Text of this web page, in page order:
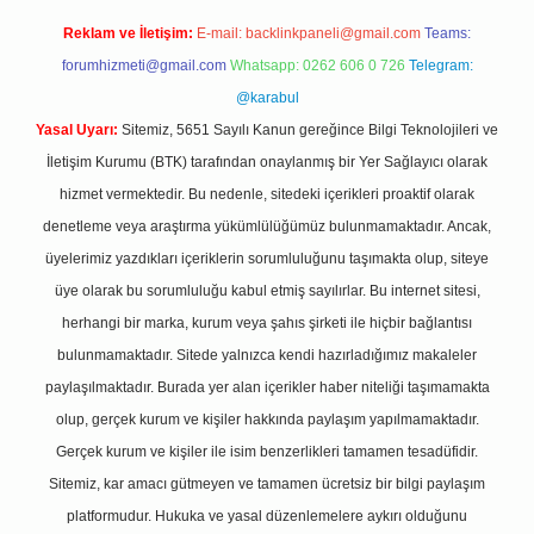
Reklam ve İletişim: E-mail: backlinkpaneli@gmail.com Teams:
forumhizmeti@gmail.com Whatsapp: 0262 606 0 726 Telegram:
@karabul
Yasal Uyarı: Sitemiz, 5651 Sayılı Kanun gereğince Bilgi Teknolojileri ve
İletişim Kurumu (BTK) tarafından onaylanmış bir Yer Sağlayıcı olarak
hizmet vermektedir. Bu nedenle, sitedeki içerikleri proaktif olarak
denetleme veya araştırma yükümlülüğümüz bulunmamaktadır. Ancak,
üyelerimiz yazdıkları içeriklerin sorumluluğunu taşımakta olup, siteye
üye olarak bu sorumluluğu kabul etmiş sayılırlar. Bu internet sitesi,
herhangi bir marka, kurum veya şahıs şirketi ile hiçbir bağlantısı
bulunmamaktadır. Sitede yalnızca kendi hazırladığımız makaleler
paylaşılmaktadır. Burada yer alan içerikler haber niteliği taşımamakta
olup, gerçek kurum ve kişiler hakkında paylaşım yapılmamaktadır.
Gerçek kurum ve kişiler ile isim benzerlikleri tamamen tesadüfidir.
Sitemiz, kar amacı gütmeyen ve tamamen ücretsiz bir bilgi paylaşım
platformudur. Hukuka ve yasal düzenlemelere aykırı olduğunu